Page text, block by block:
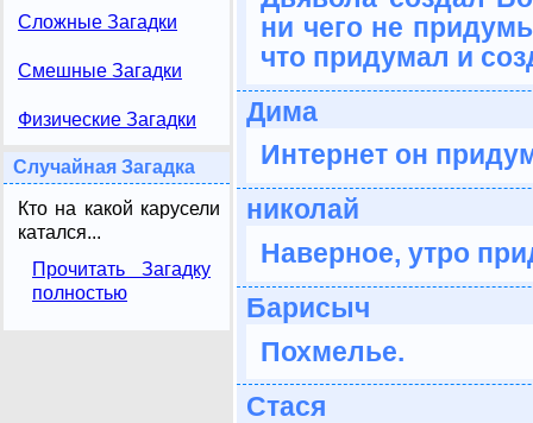
Сложные Загадки
Смешные Загадки
Физические Загадки
Случайная Загадка
Кто на какой карусели
катался...
Прочитать Загадку
полностью
ни чего не
что придумал и
Дима
Интернет он
николай
Наверное, утро
Барисыч
Похмелье.
Стася